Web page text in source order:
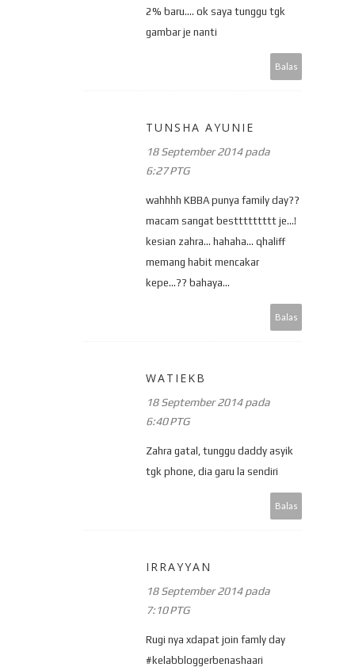
2% baru.... ok saya tunggu tgk
gambar je nanti
Balas
TUNSHA AYUNIE
18 September 2014 pada
6:27 PTG
wahhhh KBBA punya family day??
macam sangat besttttttttt je...!
kesian zahra... hahaha... qhaliff
memang habit mencakar
kepe...?? bahaya...
Balas
WATIEKB
18 September 2014 pada
6:40 PTG
Zahra gatal, tunggu daddy asyik
tgk phone, dia garu la sendiri
Balas
IRRAYYAN
18 September 2014 pada
7:10 PTG
Rugi nya xdapat join famly day
#kelabbloggerbenashaari